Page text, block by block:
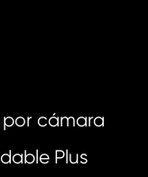
cámara
Plus